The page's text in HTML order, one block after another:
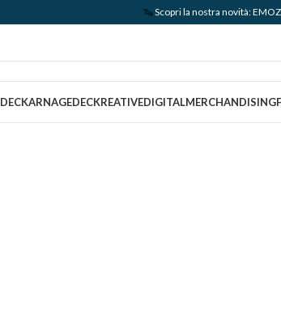
🦦 Scopri la nostra novità:
DECKARNAGEDECKREATIVEDIGITALMERCHANDISING